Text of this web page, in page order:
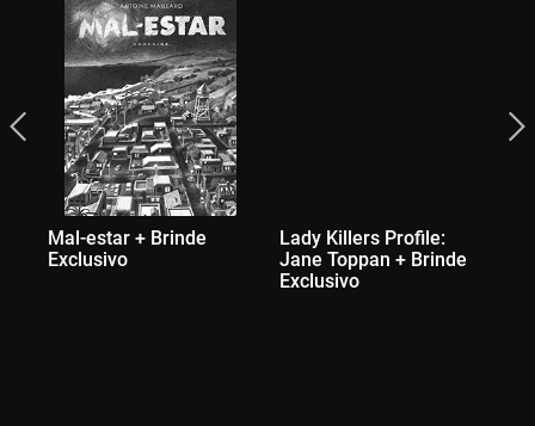
Mal-estar + Brinde
Exclusivo
Lady Killers Profile:
Jane Toppan + Brinde
Exclusivo